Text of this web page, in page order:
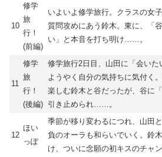
10
修学
旅
行！
(前編)
いよいよ修学旅行。クラスの女
質問攻めにあう鈴木。東に、「
い」と本音を打ち明け……。
11
修学
旅
行！
(後編)
修学旅行2日目、山田に「会いた
ようやく自分の気持ちに気付く
楽しむ鈴木と谷だったが、谷に
引き止められ……。
12
ほい
っぽ
季節が移り変わるにつれ、山田
負のオーラも和らいでいく。鈴
け、ついに念願の初キスのチャ